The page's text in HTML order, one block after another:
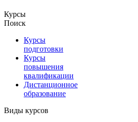
Курсы
Поиск
Курсы
подготовки
Курсы
повышения
квалификации
Дистанционное
образование
Виды курсов